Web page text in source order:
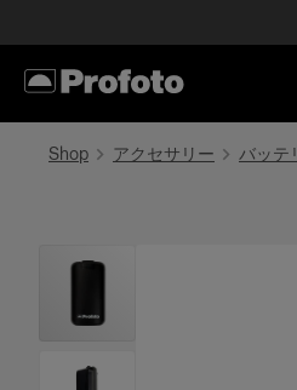
Shop アクセサリー バッテ